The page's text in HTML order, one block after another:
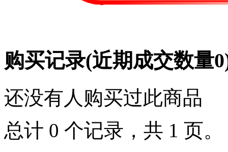
购买记录(近期成交数量0
还没有人购买过此商品
总计 0 个记录，共 1 页。